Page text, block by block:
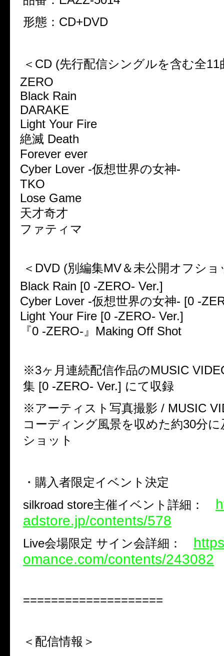
形態：CD+DVD
＜CD (先行配信シングルを含む全11
ZERO
Black Rain
DARAKE
Light Your Fire
絶滅 Death
Forever ever
Cyber Lover -仮想世界の女神-
TKO
Lose Game
天才奇才
ファティマ
＜DVD (別編集MV＆未公開オフショ
Black Rain [0 -ZERO- Ver.]
Cyber Lover -仮想世界の女神- [0 -
Light Your Fire [0 -ZERO- Ver.]
『0 -ZERO-』Making Off Shot
※3ヶ月連続配信作品のMUSIC
集 [0 -ZERO- Ver.] にて収録
※アーティスト写真撮影 / MUSIC
コーディング風景を収めた約30分
ショット
・購入者限定イベント決定
silkroad store主催イベント詳細：
adstore.jp/contents/578
Live会場限定 サイン会詳細：
omance.com/contents/243082
====================
＜配信情報＞